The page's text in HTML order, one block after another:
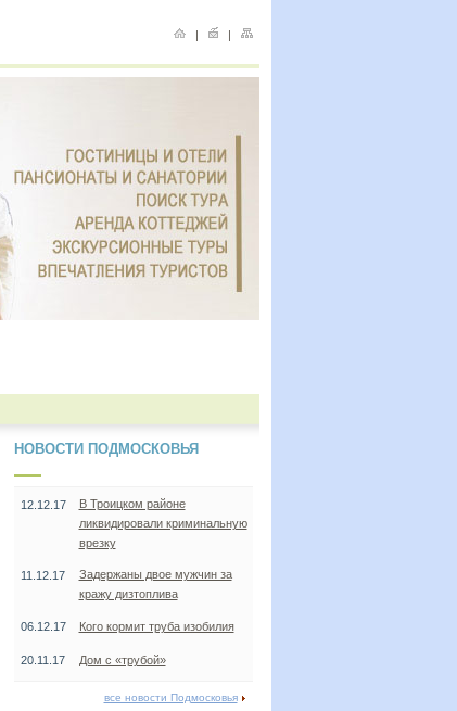
| |
НОВОСТИ ПОДМОСКОВЬЯ
12.12.17
В Троицком районе
ликвидировали криминальную
врезку
11.12.17
Задержаны двое мужчин за
кражу дизтоплива
06.12.17 Кого кормит труба изобилия
20.11.17 Дом с «трубой»
все новости Подмосковья